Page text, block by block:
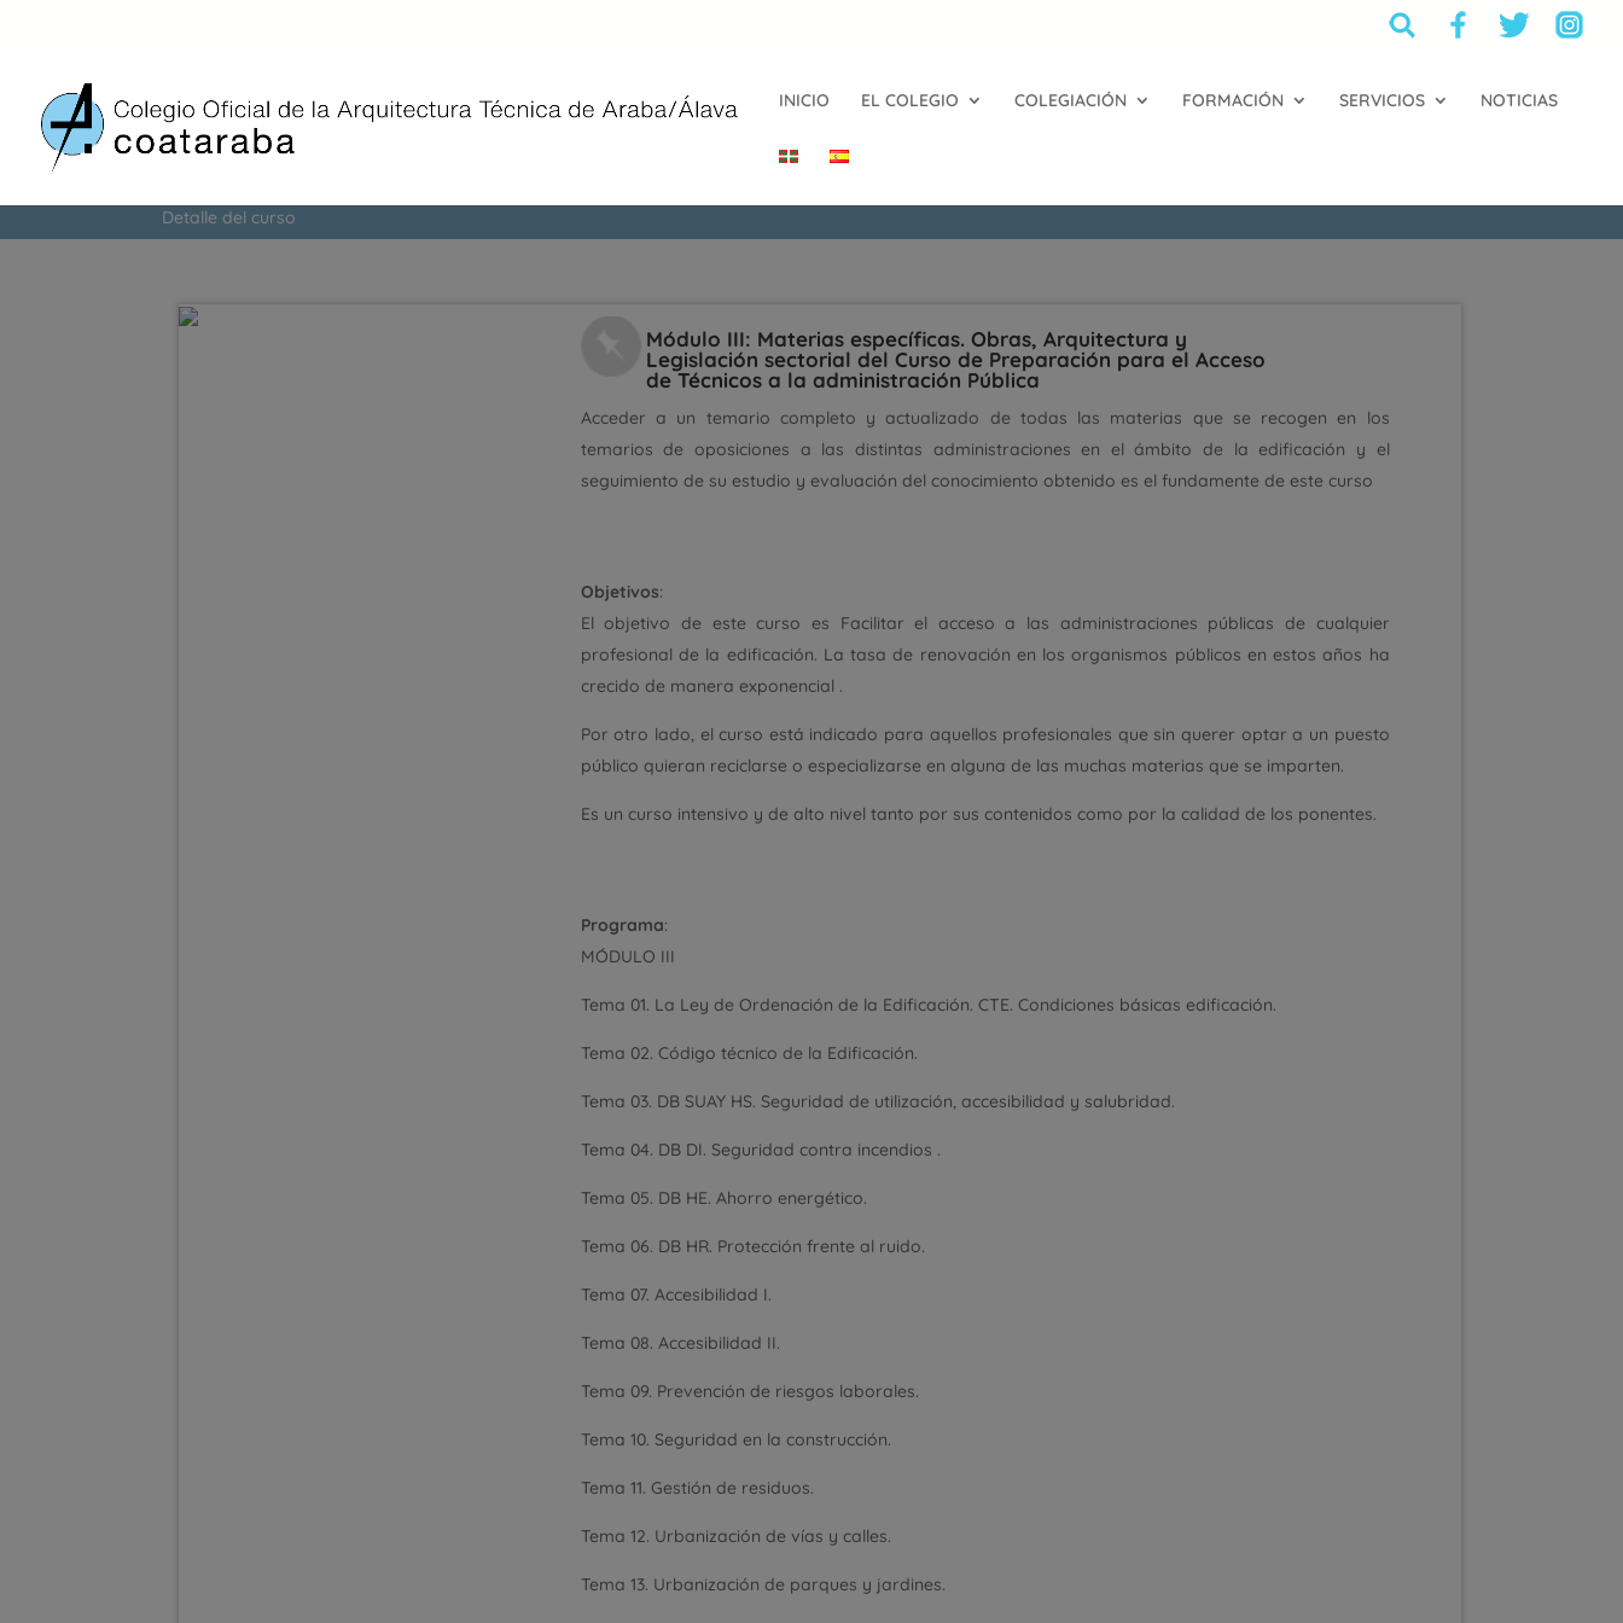
INICIO EL COLEGIO COLEGIACIÓN FORMACIÓN SERVICIOS NOTICIAS
Detalle del curso
Módulo III: Materias específicas. Obras, Arquitectura y
Legislación sectorial del Curso de Preparación para el Acceso
de Técnicos a la administración Pública
Acceder a un temario completo y actualizado de todas las materias que se recogen en los
temarios de oposiciones a las distintas administraciones en el ámbito de la edificación y el
seguimiento de su estudio y evaluación del conocimiento obtenido es el fundamente de este curso
Objetivos:
El objetivo de este curso es Facilitar el acceso a las administraciones públicas de cualquier
profesional de la edificación. La tasa de renovación en los organismos públicos en estos años ha
crecido de manera exponencial .
Por otro lado, el curso está indicado para aquellos profesionales que sin querer optar a un puesto
público quieran reciclarse o especializarse en alguna de las muchas materias que se imparten.
Es un curso intensivo y de alto nivel tanto por sus contenidos como por la calidad de los ponentes.
Programa:
MÓDULO III
Tema 01. La Ley de Ordenación de la Edificación. CTE. Condiciones básicas edificación.
Tema 02. Código técnico de la Edificación.
Tema 03. DB SUAY HS. Seguridad de utilización, accesibilidad y salubridad.
Tema 04. DB DI. Seguridad contra incendios .
Tema 05. DB HE. Ahorro energético.
Tema 06. DB HR. Protección frente al ruido.
Tema 07. Accesibilidad I.
Tema 08. Accesibilidad II.
Tema 09. Prevención de riesgos laborales.
Tema 10. Seguridad en la construcción.
Tema 11. Gestión de residuos.
Tema 12. Urbanización de vías y calles.
Tema 13. Urbanización de parques y jardines.